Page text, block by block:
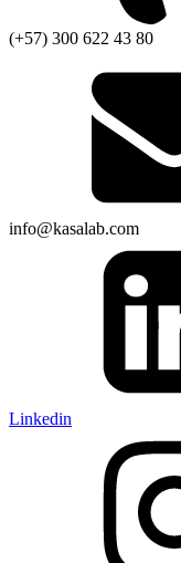
(+57) 300 622 43 80
info@kasalab.com
Linkedin